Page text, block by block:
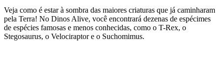
Veja como é estar à sombra das maiores criaturas que já caminharam
pela Terra! No Dinos Alive, você encontrará dezenas de espécimes
de espécies famosas e menos conhecidas, como o T-Rex, o
Stegosaurus, o Velociraptor e o Suchomimus.